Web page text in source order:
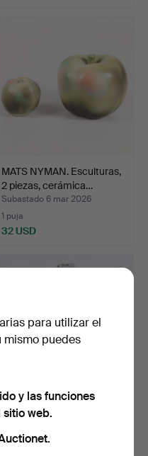
MATS NYMAN. Esculturas,
2 piezas, cerámica…
Subastado 6 mar 2026
1 puja
32 USD
STEFAN MÅS PERSSON.
MIXTA/ALIVI…
Subastado 1 mar 2026
para utilizar el
mismo puedes
y las funciones
web.